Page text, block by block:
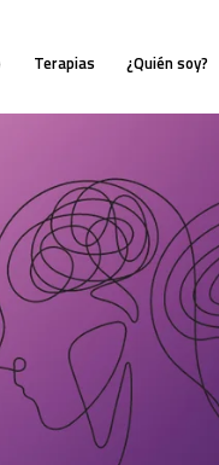
Terapias ¿Quién soy?